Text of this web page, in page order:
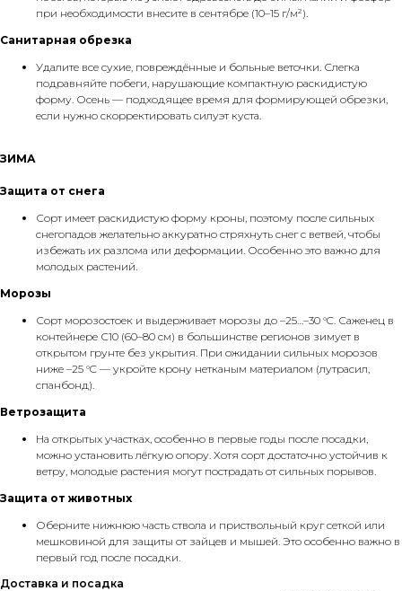
при необходимости внесите в сентябре (10–15 г/м²).
Санитарная обрезка
Удалите все сухие, повреждённые и больные веточки. Слегка
подравняйте побеги, нарушающие компактную раскидистую
форму. Осень — подходящее время для формирующей обрезки,
если нужно скорректировать силуэт куста.
ЗИМА
Защита от снега
Сорт имеет раскидистую форму кроны, поэтому после сильных
снегопадов желательно аккуратно стряхнуть снег с ветвей, чтобы
избежать их разлома или деформации. Особенно это важно для
молодых растений.
Морозы
Сорт морозостоек и выдерживает морозы до –25…–30 °C. Саженец в
контейнере С10 (60–80 см) в большинстве регионов зимует в
открытом грунте без укрытия. При ожидании сильных морозов
ниже –25 °C — укройте крону нетканым материалом (лутрасил,
спанбонд).
Ветрозащита
На открытых участках, особенно в первые годы после посадки,
можно установить лёгкую опору. Хотя сорт достаточно устойчив к
ветру, молодые растения могут пострадать от сильных порывов.
Защита от животных
Оберните нижнюю часть ствола и приствольный круг сеткой или
мешковиной для защиты от зайцев и мышей. Это особенно важно в
первый год после посадки.
Доставка и посадка